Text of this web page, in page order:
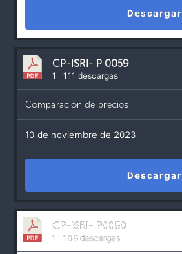
Descargar
CP-ISRI- P 0059
1 111 descargas
Comparación de precios
10 de noviembre de 2023
Descargar
CP-ISRI- P0050
1 108 descargas